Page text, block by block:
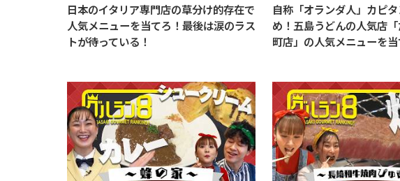
日本のイタリア専門店の草分け的存在で
人気メニューを当てろ！最後は涙のラス
トが待っている！
自称「オランダ人」カピ
め！五島うどんの人気店
町店」の人気メニューを当